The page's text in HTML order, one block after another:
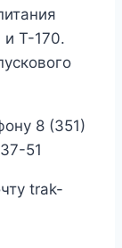
и Т-170.
8 (351)
51
trak-